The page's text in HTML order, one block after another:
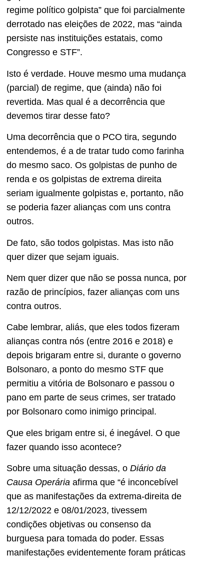
regime político golpista” que foi parcialmente
derrotado nas eleições de 2022, mas “ainda
persiste nas instituições estatais, como
Congresso e STF”.
Isto é verdade. Houve mesmo uma mudança
(parcial) de regime, que (ainda) não foi
revertida. Mas qual é a decorrência que
devemos tirar desse fato?
Uma decorrência que o PCO tira, segundo
entendemos, é a de tratar tudo como farinha
do mesmo saco. Os golpistas de punho de
renda e os golpistas de extrema direita
seriam igualmente golpistas e, portanto, não
se poderia fazer alianças com uns contra
outros.
De fato, são todos golpistas. Mas isto não
quer dizer que sejam iguais.
Nem quer dizer que não se possa nunca, por
razão de princípios, fazer alianças com uns
contra outros.
Cabe lembrar, aliás, que eles todos fizeram
alianças contra nós (entre 2016 e 2018) e
depois brigaram entre si, durante o governo
Bolsonaro, a ponto do mesmo STF que
permitiu a vitória de Bolsonaro e passou o
pano em parte de seus crimes, ser tratado
por Bolsonaro como inimigo principal.
Que eles brigam entre si, é inegável. O que
fazer quando isso acontece?
Sobre uma situação dessas, o Diário da
Causa Operária afirma que “é inconcebível
que as manifestações da extrema-direita de
12/12/2022 e 08/01/2023, tivessem
condições objetivas ou consenso da
burguesa para tomada do poder. Essas
manifestações evidentemente foram práticas